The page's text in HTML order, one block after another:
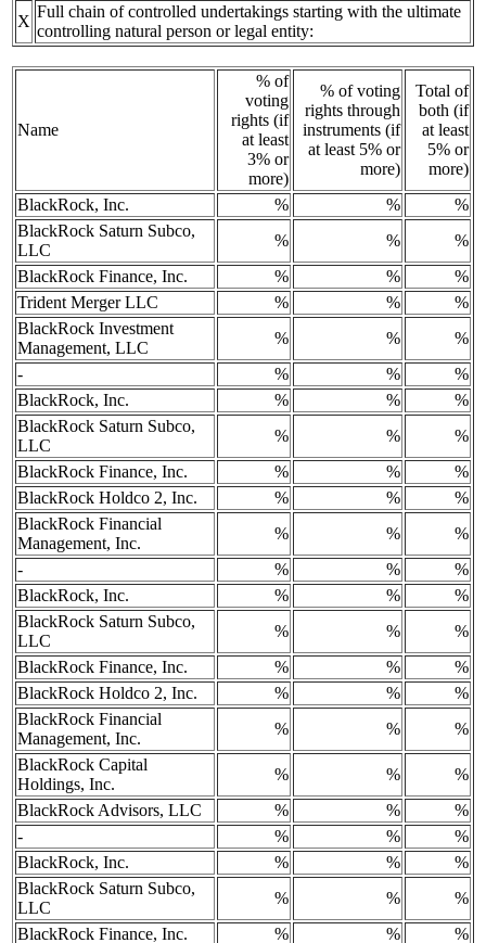
X
Full chain of controlled undertakings starting with the ultimate
controlling natural person or legal entity:
Name
% of
voting
rights (if
at least
3% or
more)
% of voting
rights through
instruments (if
at least 5% or
more)
Total of
both (if
at least
5% or
more)
BlackRock, Inc.
% %
%
BlackRock Saturn Subco,
LLC
% %
%
BlackRock Finance, Inc.
% %
%
Trident Merger LLC
% %
%
BlackRock Investment
Management, LLC
% %
%
-
% %
%
BlackRock, Inc.
% %
%
BlackRock Saturn Subco,
LLC
% %
%
BlackRock Finance, Inc.
% %
%
BlackRock Holdco 2, Inc.
% %
%
BlackRock Financial
Management, Inc.
% %
%
-
% %
%
BlackRock, Inc.
% %
%
BlackRock Saturn Subco,
LLC
% %
%
BlackRock Finance, Inc.
% %
%
BlackRock Holdco 2, Inc.
% %
%
BlackRock Financial
Management, Inc.
% %
%
BlackRock Capital
Holdings, Inc.
% %
%
BlackRock Advisors, LLC
% %
%
-
% %
%
BlackRock, Inc.
% %
%
BlackRock Saturn Subco,
LLC
% %
%
BlackRock Finance, Inc.
% %
%